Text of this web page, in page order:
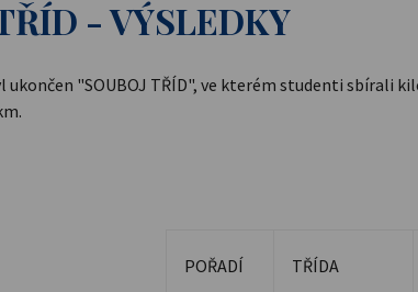
- VÝSLEDKY
ukončen "SOUBOJ TŘÍD", ve kterém studenti
POŘADÍ TŘÍDA